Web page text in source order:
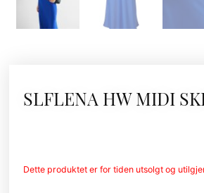
SLFLENA HW MIDI
Dette produktet er for tiden utsolgt og